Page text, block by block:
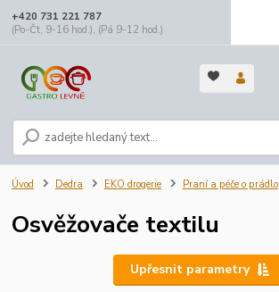
+420 731 221 787
(Po-Čt, 9-16 hod.), (Pá 9-12 hod.)
Úvod Dedra EKO drogerie Praní a péče o prádlo
Osvěžovače textilu
Upřesnit parametry